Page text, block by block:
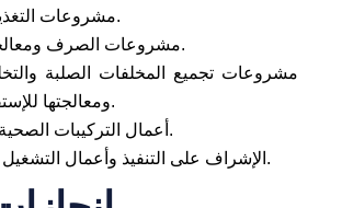
مشروعات التغذية بالمياه.
مشروعات الصرف ومعالجة المياه.
مشروعات تجميع المخلفات الصلبة
ومعالجتها للإستفادة منها.
أعمال التركيبات الصحية بالمبانى.
الإشراف على التنفيذ وأعمال التشغيل والصيانة.